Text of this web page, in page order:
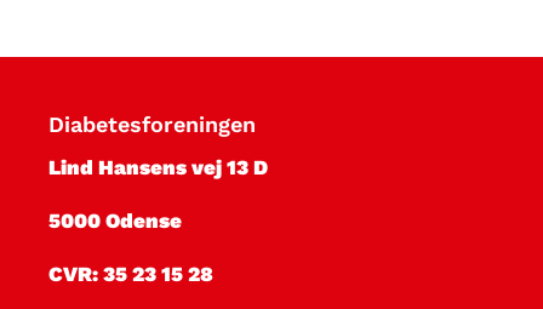
Diabetesforeningen
Lind Hansens vej 13 D
5000 Odense
CVR: 35 23 15 28